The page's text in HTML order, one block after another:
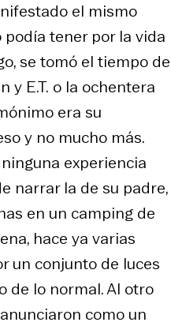
el mismo
tener por la vida
se tomó el tiempo de
y E.T. o la ochentera
era su
y no mucho más.
experiencia
narrar la de su padre,
en un camping de
hace ya varias
un conjunto de luces
de lo normal. Al otro
como un